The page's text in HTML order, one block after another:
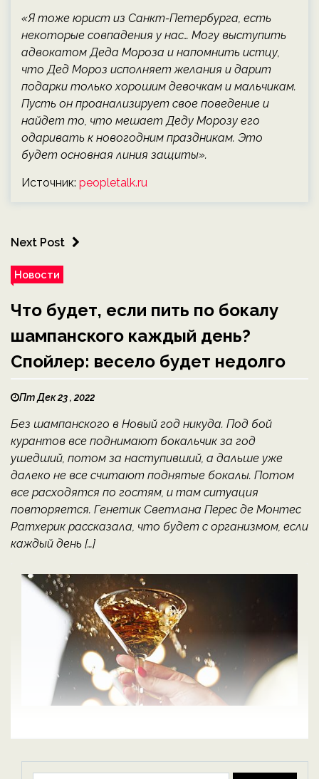
«Я тоже юрист из Санкт-Петербурга, есть
некоторые совпадения у нас… Могу выступить
адвокатом Деда Мороза и напомнить истцу,
что Дед Мороз исполняет желания и дарит
подарки только хорошим девочкам и мальчикам.
Пусть он проанализирует свое поведение и
найдет то, что мешает Деду Морозу его
одаривать к новогодним праздникам. Это
будет основная линия защиты».
Источник: peopletalk.ru
Next Post
Новости
Что будет, если пить по бокалу
шампанского каждый день?
Спойлер: весело будет недолго
Пт Дек 23 , 2022
Без шампанского в Новый год никуда. Под бой
курантов все поднимают бокальчик за год
ушедший, потом за наступивший, а дальше уже
далеко не все считают поднятые бокалы. Потом
все расходятся по гостям, и там ситуация
повторяется. Генетик Светлана Перес де Монтес
Ратхерик рассказала, что будет с организмом, если
каждый день […]